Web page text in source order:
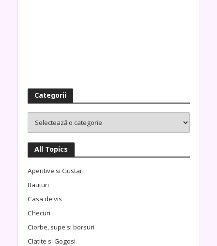
Categorii
All Topics
Aperitive si Gustari
Bauturi
Casa de vis
Checuri
Ciorbe, supe si borsuri
Clatite si Gogosi